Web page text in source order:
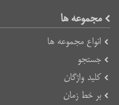
مجموعه ها
انواع مجموعه ها
جستجو
کلید واژگان
بر خط زمان